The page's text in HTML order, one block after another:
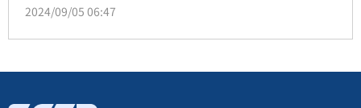
火流星。國立中央大學天文研究所「鹿林天文台」拍下
角畫面更震撼！
2024/09/05 06:47